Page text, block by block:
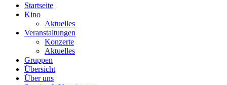
Startseite
Kino
Aktuelles
Veranstaltungen
Konzerte
Aktuelles
Gruppen
Übersicht
Über uns